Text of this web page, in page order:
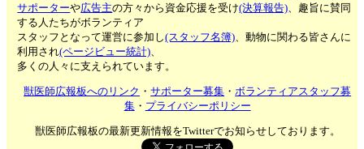
サポーターや広告主の方々から資金応援を受け(決算報告)、趣旨に賛同
する人たちがボランティア
スタッフとなって運営に参加し(スタッフ名簿)、動物に関わる皆さんに
利用され(ページビュー統計)、
多くの人々に支えられています。
獣医師広報板へのリンク ・サポーター募集 ・ボランティアスタッフ募
集・ プライバシーポリシー
獣医師広報板の最新更新情報をTwitterでお知らせしております。